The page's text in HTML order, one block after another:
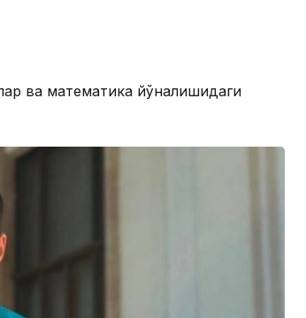
ва математика йўналишидаги